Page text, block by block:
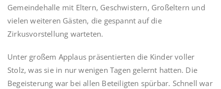
Gemeindehalle mit Eltern, Geschwistern, Großeltern und
vielen weiteren Gästen, die gespannt auf die
Zirkusvorstellung warteten.
Unter großem Applaus präsentierten die Kinder voller
Stolz, was sie in nur wenigen Tagen gelernt hatten. Die
Begeisterung war bei allen Beteiligten spürbar. Schnell war